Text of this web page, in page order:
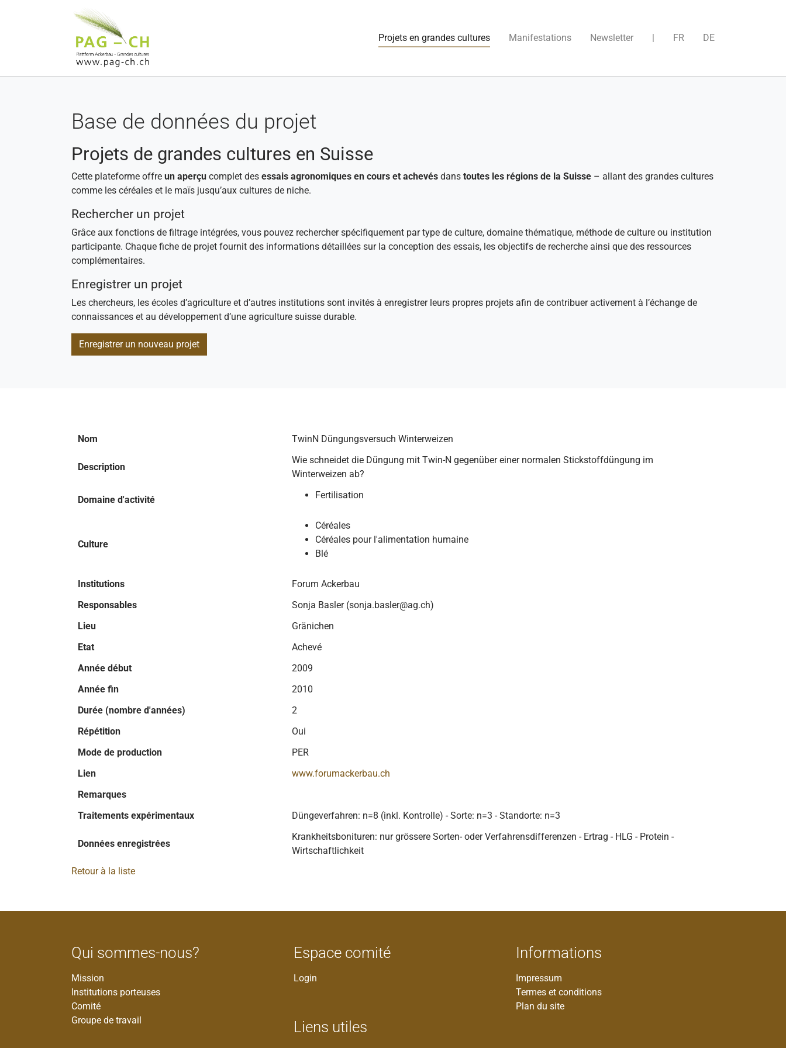
Projets en grandes cultures(current)Manifestations Newsletter | FR DE
Base de données du projet
Projets de grandes cultures en Suisse
Cette plateforme offre un aperçu complet des essais agronomiques en cours et achevés dans toutes les régions de la Suisse – allant des grandes cultures
comme les céréales et le maïs jusqu’aux cultures de niche.
Rechercher un projet
Grâce aux fonctions de filtrage intégrées, vous pouvez rechercher spécifiquement par type de culture, domaine thématique, méthode de culture ou institution
participante. Chaque fiche de projet fournit des informations détaillées sur la conception des essais, les objectifs de recherche ainsi que des ressources
complémentaires.
Enregistrer un projet
Les chercheurs, les écoles d’agriculture et d’autres institutions sont invités à enregistrer leurs propres projets afin de contribuer activement à l’échange de
connaissances et au développement d’une agriculture suisse durable.
Enregistrer un nouveau projet
Nom TwinN Düngungsversuch Winterweizen
Description
Wie schneidet die Düngung mit Twin-N gegenüber einer normalen Stickstoffdüngung im
Winterweizen ab?
Domaine d'activité Fertilisation
Culture
Céréales
Céréales pour l'alimentation humaine
Blé
Institutions
Forum Ackerbau
Responsables
Sonja Basler (sonja.basler@ag.ch)
Lieu
Gränichen
Etat
Achevé
Année début
2009
Année fin
2010
Durée (nombre d'années)
2
Répétition
Oui
Mode de production
PER
Lien
www.forumackerbau.ch
Remarques
Traitements expérimentaux
Düngeverfahren: n=8 (inkl. Kontrolle) - Sorte: n=3 - Standorte: n=3
Données enregistrées
Krankheitsbonituren: nur grössere Sorten- oder Verfahrensdifferenzen - Ertrag - HLG - Protein -
Wirtschaftlichkeit
Retour à la liste
Qui sommes-nous?
Mission
Institutions porteuses
Comité
Groupe de travail
Espace comité
Login
Liens utiles
Informations
Impressum
Termes et conditions
Plan du site